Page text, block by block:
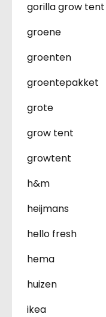
gorilla grow tent
groene
groenten
groentepakket
grote
grow tent
growtent
h&m
heijmans
hello fresh
hema
huizen
ikea